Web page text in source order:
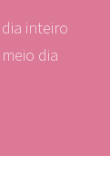
inteiro
dia